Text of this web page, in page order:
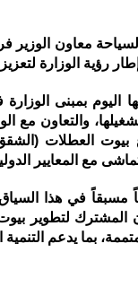
الثقافي
معاون الوزير
رؤية الوزارة
اليوم بمبنى
والتعاون مع
بيوت العطلات
مع المعايير
في هذا السياق
لتطوير
بما يدعم التنمية